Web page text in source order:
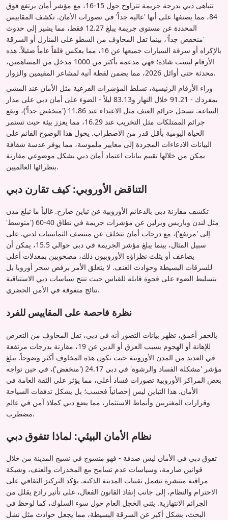
تتباهى دبي بدرجة جريمة تتراوح حول 15-16، مع مؤشر أمان يرتفع فوق
84، مما يصنفها على أنها 'عالية جداً' في تصورات الأمان. تكشف المقاييس
المحددة عن مستوى جريمة يبلغ 12.27 فقط، مما يشير إلى حدوث
'منخفض جداً'، بينما تقل المخاوف من السطو على المنازل أو السرقة
بالإكراه أو سرقة السيارات جميعها عن 16، مما يعكس قلقاً عاماً ضئيلاً. هذه
الأرقام ليست شاذة؛ فهي مدعمة بأكثر من 1000 مدخل من المساهمين،
محدثة حتى أوائل 2026، مما يضمن لقطة آنية لمشاعر المقيمين والزوار.
وراء الأرقام الرئيسية، تسلط المؤشرات الفرعية مثل الأمان عند المشي
بمفردك - 91.21 خلال النهار و83.13 ليلاً - الضوء على أمان دبي على مدار
الساعة. تسجل جرائم العنف مثل الاعتداء عند 11.86 ('منخفض جداً')، وتقع
جرائم الممتلكات مثل التخريب عند 16.29، مما يعزز بيئة حيث تستمر
الحياة اليومية بأقل قدر من الاضطراب. يحول هذا الوضوح القائم على
البيانات الادعاءات المجردة إلى معايير ملموسة، مما يوفر عدسة شفافة
يمكن من خلالها تقييم بيانات اعتماد أمان دبي بشكل موضوعي مقارنة
بنظرائها العالميين.
التناقض الأوروبي: كيف تقارن دبي
تكشف مقارنة دبي بالدعائم الأوروبية عن تباين صارخ. غالباً ما تبلغ مدن
مثل لندن وباريس وبرلين عن مؤشرات جريمة في نطاق 40-60 ('متوسط'
إلى 'مرتفع')، مع درجات أمان تتخلف عن منتصف الثمانينيات لدبي. على
سبيل المثال، بينما يبلغ مؤشر الجريمة في دبي حوالي 15.5، يمكن أن
يضاعف أو يثلث نظراؤه الأوروبيون ذلك، مصحوبين بمعدلات أعلى
للسرقات البسيطة وحوادث العنف. لا يتعلق الأمر برفض سحر أوروبا بل
بتسليط الضوء على فجوة قابلة للقياس حيث تنتج سياسات دبي الاستباقية
نتائج متفوقة في الأمن الحضري.
نظرة فاحصة على المقاييس للفرد
بالحفر أعمق، تظهر بيانات التصور أنه في دبي، تقل المخاوف من التعرض
للإهانة أو الهجوم بسبب العرق أو الدين عن 19، مقارنة بدرجات مرتفعة
في العديد من المدن الأوروبية حيث تكون هذه المخاوف أكثر وضوحاً. يبلغ
مؤشر 'مشكلة الفساد والرشوة' في دبي 24.17 ('منخفض')، في حين تواجه
بعض المراكز الأوروبية تصورات فساد أعلى، مما يؤثر على الثقة العامة في
الأمان. هذا التباين ليس إحصائياً فحسب؛ بل يشكل تدفقات السياحة
وقرارات المغتربين وأنماط الاستثمار، مما يضع دبي كملاذ آمن في عالم
مضطرب.
نظام الأمان البيئي: لماذا تتفوق دبي
تفوق دبي في الأمان ليس صدفة - فهو منسوج في نسيج المدينة من خلال
قوانين صارمة، وسياسات عدم تسامح مع المخدرات والعنف، وشبكة
مراقبة منتشرة تشمل تقنيات المدينة الذكية. يؤكد التركيز الثقافي على
الاحترام والنظام، إلى جانب إنفاذ القانون الفعال، على تأثير رادع يقلل من
الجرائم الانتهازية. يثني الخجل العام حول سوء السلوك، كما لوحظ في
البحث، بشكل أكبر عن السرقة البسيطة، مما يجعل حوادث مثل نشل